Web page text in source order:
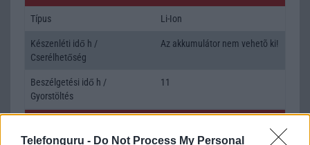
Telefonguru - Do Not Process My Personal
Típus Li-Ion
Készenléti idő h /
Cserélhetőség
Az akkumulátor nem vehetõ ki!
Beszélgetési idő h /
Gyorstöltés
11